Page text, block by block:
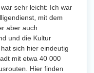
sehr leicht: Ich war
mit dem
aber auch
und die Kultur
sich hier eindeutig
mit etwa 40 000
Hier finden